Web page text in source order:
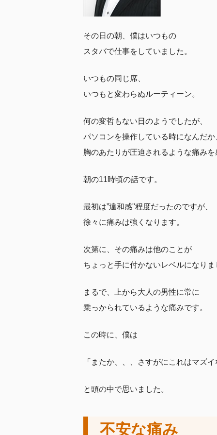
その日の朝、僕はいつもの
スタバで仕事をしていました。
いつもの同じ席、
いつもと変わらぬルーティーン。
何の変哲もない日のようでしたが、
パソコンを操作している時になんだか
胸のあたりが圧迫されるような痛みを
朝の11時頃の話です。
最初は”違和感"程度だったのですが、
徐々に痛みは強くなります。
次第に、その痛みは他のことが
ちょっと手に付かないレベルになりま
まるで、上から大人の男性に常に
乗っかられているような痛みです。
この時に、僕は
「またか、、、さすがにこれはマズイ
と頭の中で思いました。
不安な痛み